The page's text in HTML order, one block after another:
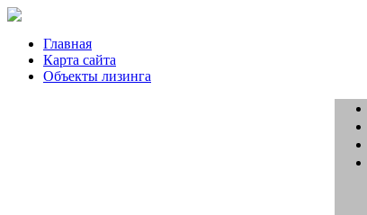
Главная
Карта сайта
Объекты лизинга